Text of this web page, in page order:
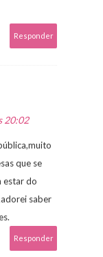
Responder
20:02
que se
estar do
saber
Responder